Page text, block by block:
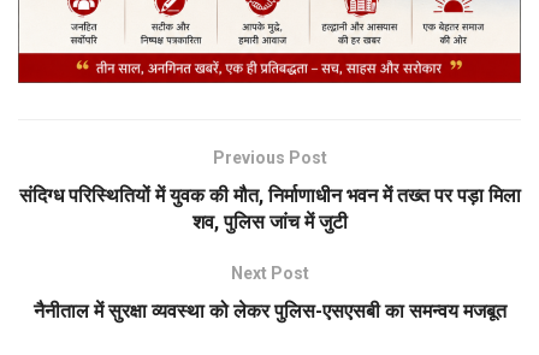
Previous Post
संदिग्ध परिस्थितियों में युवक की मौत, निर्माणाधीन भवन में तख्त पर पड़ा मिला
शव, पुलिस जांच में जुटी
Next Post
नैनीताल में सुरक्षा व्यवस्था को लेकर पुलिस-एसएसबी का समन्वय मजबूत